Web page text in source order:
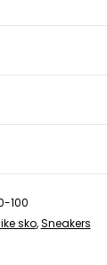
100
sko,Sneakers